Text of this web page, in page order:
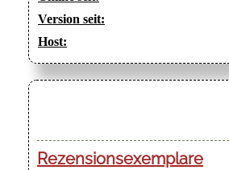
Version seit:
Host:
Rezensionsexemplare